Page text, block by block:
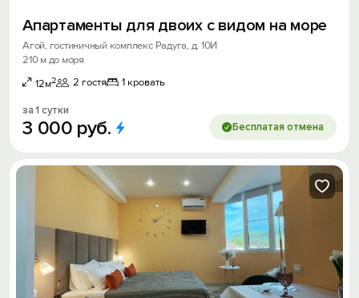
Апартаменты для двоих с видом на море
Агой, гостиничный комплекс Радуга, д. 10И
210 м до моря
12м2 2 гостя 1 кровать
за 1 сутки
3 000 руб. Бесплатая отмена